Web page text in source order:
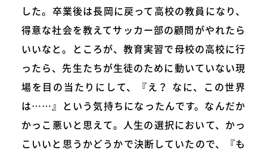
した。卒業後は長岡に戻って高校の教員になり、
得意な社会を教えてサッカー部の顧問がやれたら
いいなと。ところが、教育実習で母校の高校に行
ったら、先生たちが生徒のために動いていない現
場を目の当たりにして、『え？ なに、この世界
は……』という気持ちになったんです。なんだか
かっこ悪いと思えて。人生の選択において、かっ
こいいと思うかどうかで決断していたので、『も